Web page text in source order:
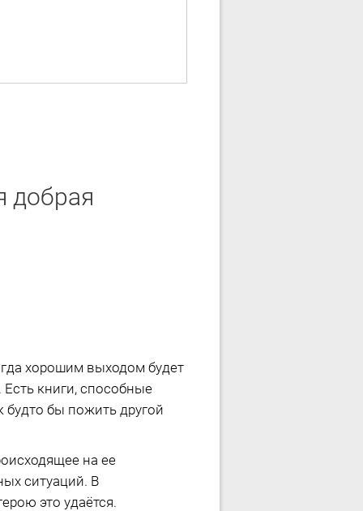
добрая
хорошим выходом будет
книги, способные
бы пожить другой
на ее
ситуаций. В
это удаётся.